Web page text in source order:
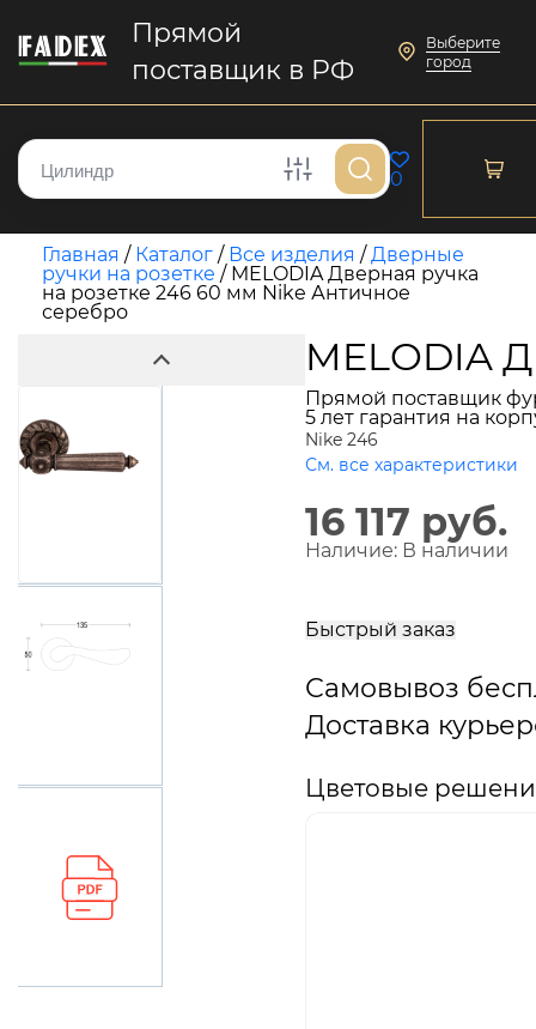
Прямой
поставщик в РФ
Выберите
город
0
Главная / Каталог / Все изделия /Дверные
ручки на розетке / MELODIA Дверная ручка
на розетке 246 60 мм Nike Античное
серебро
MELODIA
Прямой поставщик
5 лет гарантия на
Nike 246
См. все характеристики
16 117 руб.
Наличие: В наличии
Быстрый заказ
Самовывоз
Доставка
Цветовые